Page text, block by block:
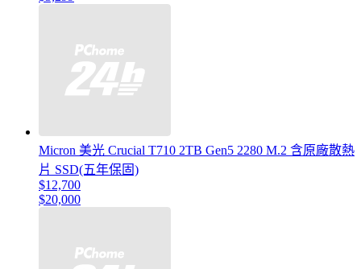
Micron 美光 Crucial T710 2TB Gen5 2280 M.2 含原廠散熱
片 SSD(五年保固)
$12,700
$20,000